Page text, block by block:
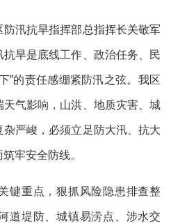
汛抗旱指挥部总指挥长关敬军
旱是底线工作、政治任务、民
”的责任感绷紧防汛之弦。我区
气影响，山洪、地质灾害、城
严峻，必须立足防大汛、抗大
牢安全防线。
重点，狠抓风险隐患排查整
道堤防、城镇易涝点、涉水交